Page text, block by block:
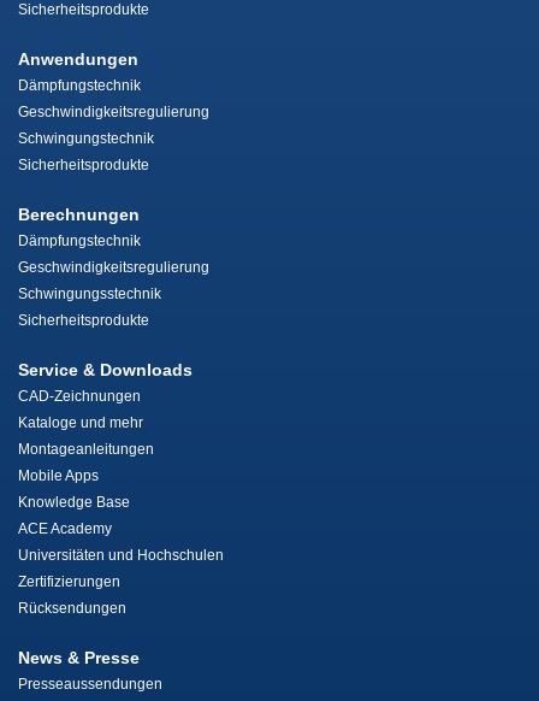
Sicherheitsprodukte
Anwendungen
Dämpfungstechnik
Geschwindigkeitsregulierung
Schwingungstechnik
Sicherheitsprodukte
Berechnungen
Dämpfungstechnik
Geschwindigkeitsregulierung
Schwingungsstechnik
Sicherheitsprodukte
Service & Downloads
CAD-Zeichnungen
Kataloge und mehr
Montageanleitungen
Mobile Apps
Knowledge Base
ACE Academy
Universitäten und Hochschulen
Zertifizierungen
Rücksendungen
News & Presse
Presseaussendungen